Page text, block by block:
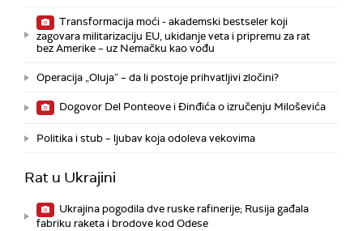
Transformacija moći - akademski bestseler koji
zagovara militarizaciju EU, ukidanje veta i pripremu za rat
bez Amerike – uz Nemačku kao vođu
Operacija „Oluja” – da li postoje prihvatljivi zločini?
Dogovor Del Ponteove i Đinđića o izručenju Miloševića
Politika i stub – ljubav koja odoleva vekovima
Rat u Ukrajini
Ukrajina pogodila dve ruske rafinerije; Rusija gađala
fabriku raketa i brodove kod Odese